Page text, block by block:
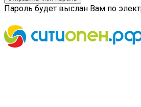
Пароль будет выслан Вам по